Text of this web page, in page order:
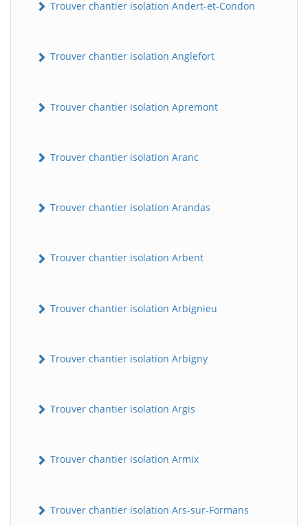
Trouver chantier isolation Andert-et-Condon
Trouver chantier isolation Anglefort
Trouver chantier isolation Apremont
Trouver chantier isolation Aranc
Trouver chantier isolation Arandas
Trouver chantier isolation Arbent
Trouver chantier isolation Arbignieu
Trouver chantier isolation Arbigny
Trouver chantier isolation Argis
Trouver chantier isolation Armix
Trouver chantier isolation Ars-sur-Formans